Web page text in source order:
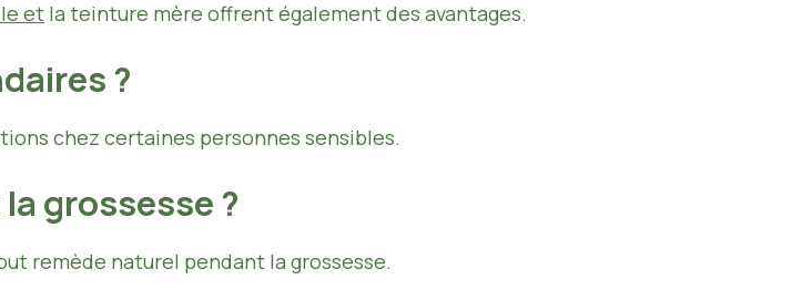
et la teinture mère offrent également des avantages.
?
chez certaines personnes sensibles.
grossesse ?
remède naturel pendant la grossesse.